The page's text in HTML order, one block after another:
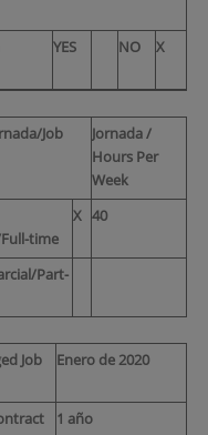
YES NO X
Job
Jornada /
Hours Per
Week
time
X 40
Part-
Job
Enero de 2020
1 año